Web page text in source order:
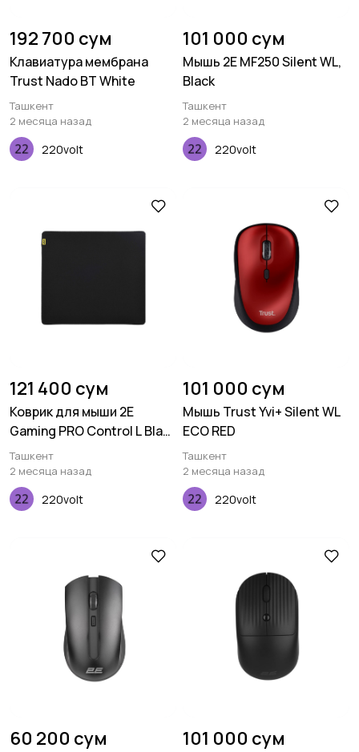
192 700 сум
Клавиатура мембрана
Trust Nado BT White
Ташкент
2 месяца назад
220volt
101 000 сум
Мышь 2E MF250 Silent WL,
Black
Ташкент
2 месяца назад
220volt
121 400 сум
Коврик для мыши 2E
Gaming PRO Control L Black
(450*400*3 мм)
Ташкент
2 месяца назад
220volt
101 000 сум
Мышь Trust Yvi+ Silent WL
ECO RED
Ташкент
2 месяца назад
220volt
60 200 сум 101 000 сум